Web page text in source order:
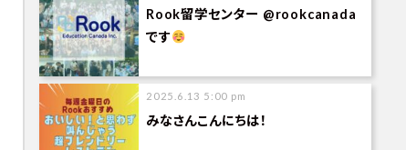
Rook留学センター @rookcanada
です
2025.6.13 5:00 pm
みなさんこんにちは！